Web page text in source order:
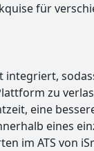
für
zu
eine
eines
im ATS von